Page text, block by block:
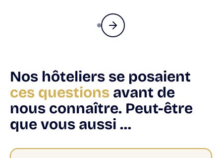
Nos hôteliers se posaient
ces questionsavant de
nous connaître. Peut-être
que vous aussi …